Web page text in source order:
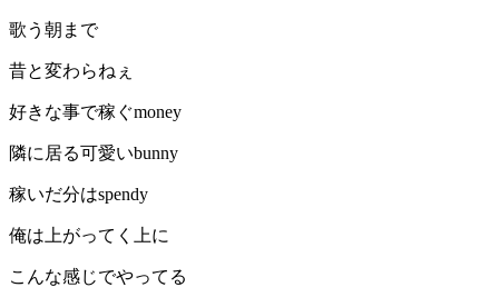
歌う朝まで
昔と変わらねぇ
好きな事で稼ぐmoney
隣に居る可愛いbunny
稼いだ分はspendy
俺は上がってく上に
こんな感じでやってる